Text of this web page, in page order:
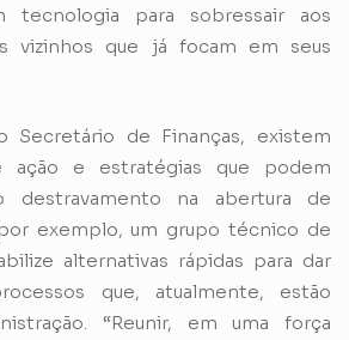
tecnologia para sobressair aos
vizinhos que já focam em seus
Secretário de Finanças, existem
ação e estratégias que podem
destravamento na abertura de
exemplo, um grupo técnico de
alternativas rápidas para dar
que, atualmente, estão
“Reunir, em uma força